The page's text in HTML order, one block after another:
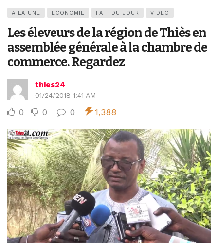
A LA UNE ECONOMIE FAIT DU JOUR VIDEO
Les éleveurs de la région de Thiès en
assemblée générale à la chambre de
commerce. Regardez
thies24
01/24/2018 1:41 AM
0 0 0 1,388